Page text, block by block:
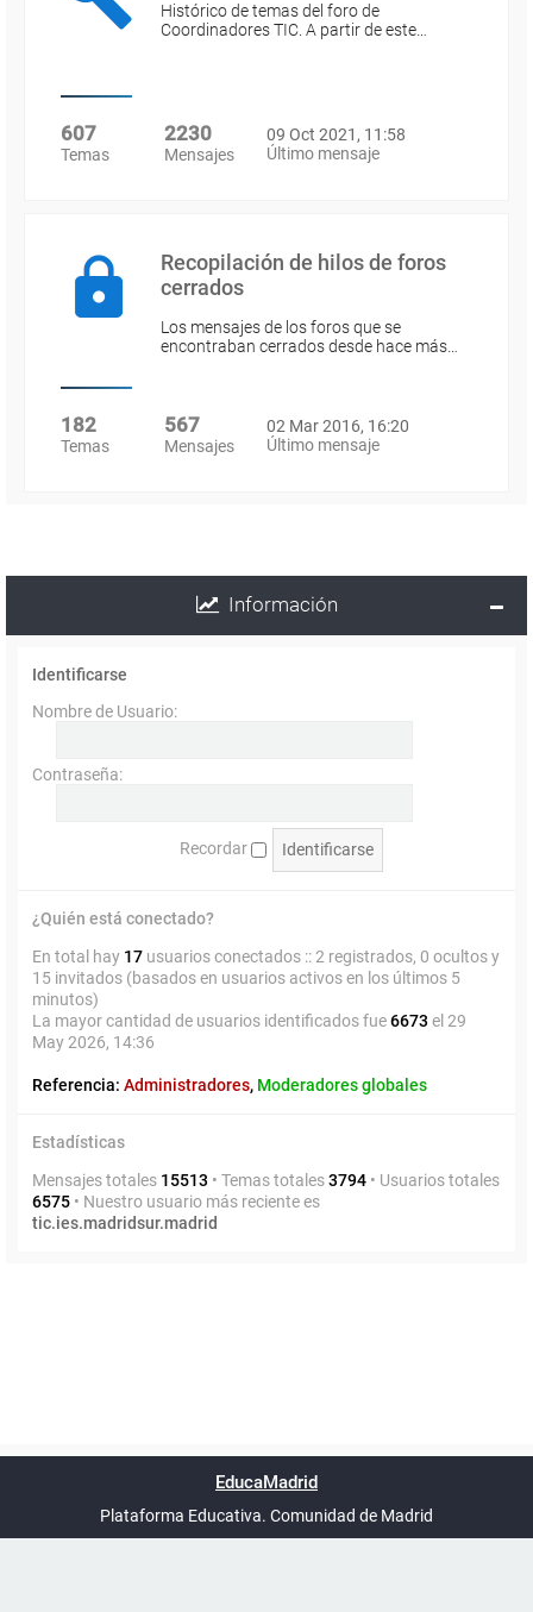
Histórico de temas del foro de
Coordinadores TIC. A partir de este…
607
Temas
2230
Mensajes
09 Oct 2021, 11:58
Último mensaje
Recopilación de hilos de foros
cerrados
Los mensajes de los foros que se
encontraban cerrados desde hace más…
182
Temas
567
Mensajes
02 Mar 2016, 16:20
Último mensaje
Información
Identificarse
Nombre de Usuario:
Contraseña:
Recordar
¿Quién está conectado?
En total hay 17 usuarios conectados :: 2 registrados, 0 ocultos y
15 invitados (basados en usuarios activos en los últimos 5
minutos)
La mayor cantidad de usuarios identificados fue6673 el 29
May 2026, 14:36
Referencia: Administradores, Moderadores globales
Estadísticas
Mensajes totales 15513 • Temas totales3794 • Usuarios totales
6575 • Nuestro usuario más reciente es
tic.ies.madridsur.madrid
UTC+02:00
phpBB España
EducaMadrid
Plataforma Educativa. Comunidad de Madrid